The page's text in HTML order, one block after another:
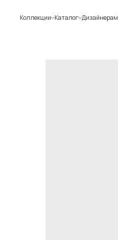
Коллекции Каталог Дизайнерам